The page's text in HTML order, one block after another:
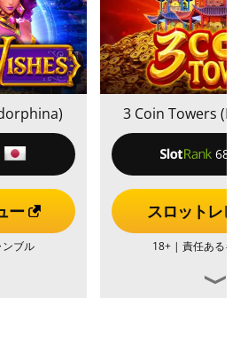
ー
ブル
3 Coin Towers
スロットレ
18+ | 責任あるギ